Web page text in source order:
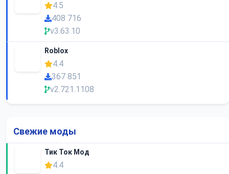
4.5
408 716
v3.63.10
Roblox
4.4
367 851
v2.721.1108
Свежие моды
Тик Ток Мод
4.4